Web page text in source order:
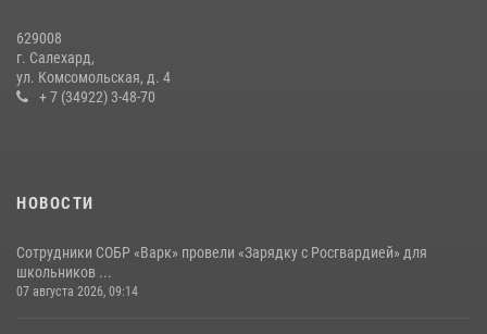
20 июля 2026, 09:03
629008
г. Салехард,
ул. Комсомольская, д. 4
+ 7 (34922) 3-48-70
НОВОСТИ
Сотрудники СОБР «Варк» провели «Зарядку с Росгвардией» для
школьников ...
07 августа 2026, 09:14